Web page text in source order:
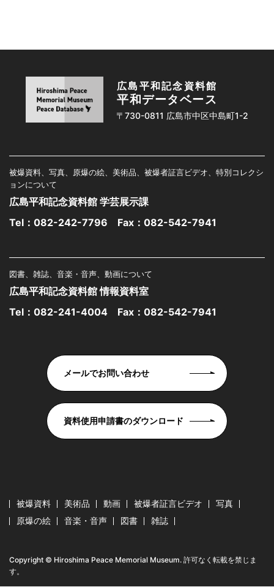
広島平和記念資料館
平和データベース
〒730-0811 広島市中区中島町1-2
被爆資料、写真、原爆の絵、美術品、被爆者証言ビデオ、特別コレクシ
ョンについて
広島平和記念資料館 学芸展示課
Tel： 082-242-7796 Fax：082-542-7941
図書、雑誌、音楽・音声、動画について
広島平和記念資料館 情報資料室
Tel： 082-241-4004 Fax：082-542-7941
メールでお問い合わせ
資料使用申請書のダウンロード
被爆資料 美術品 動画 被爆者証言ビデオ
写真
原爆の絵
音楽・音声 図書 雑誌
Copyright © Hiroshima Peace Memorial Museum. 許可なく転載を禁じま
す。